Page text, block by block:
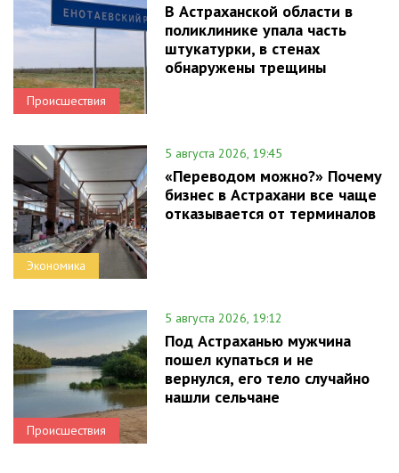
Происшествия
В Астраханской области в
поликлинике упала часть
штукатурки, в стенах
обнаружены трещины
Экономика
5 августа 2026, 19:45
«Переводом можно?» Почему
бизнес в Астрахани все чаще
отказывается от терминалов
Происшествия
5 августа 2026, 19:12
Под Астраханью мужчина
пошел купаться и не
вернулся, его тело случайно
нашли сельчане